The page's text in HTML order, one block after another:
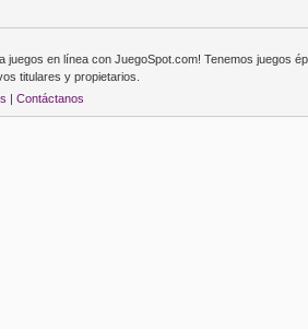
juegos en línea con JuegoSpot.com! Tenemos juegos
titulares y propietarios.
| Contáctanos